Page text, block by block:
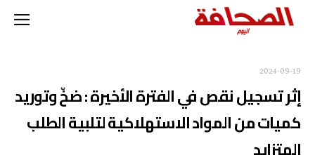
2024-09-19
إثر تسجيل نقص في الفترة الأخيرة : ضخّ وتوريد
كميات من المواد الاستهلاكية لتلبية الطلب